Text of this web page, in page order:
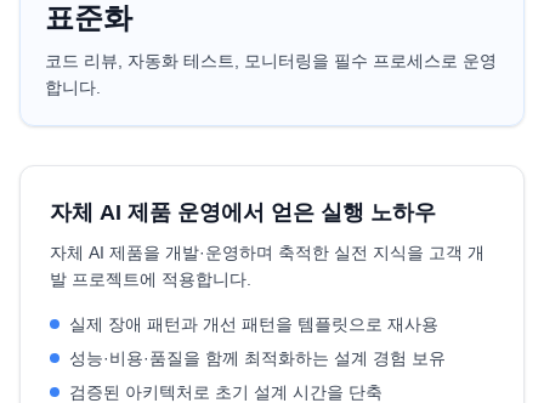
표준화
코드 리뷰, 자동화 테스트, 모니터링을 필수 프로세스로 운영
합니다.
자체 AI 제품 운영에서 얻은 실행 노하우
자체 AI 제품을 개발·운영하며 축적한 실전 지식을 고객 개
발 프로젝트에 적용합니다.
실제 장애 패턴과 개선 패턴을 템플릿으로 재사용
성능·비용·품질을 함께 최적화하는 설계 경험 보유
검증된 아키텍처로 초기 설계 시간을 단축